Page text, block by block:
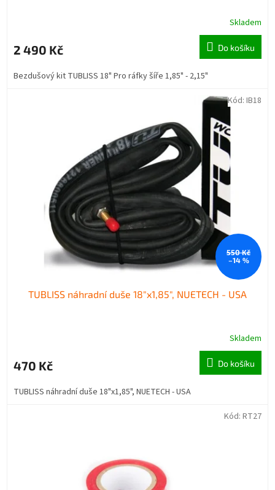
Skladem
2 490 Kč Do košíku
Bezdušový kit TUBLISS 18" Pro ráfky šíře 1,85" - 2,15"
550 Kč
–14 %
TUBLISS náhradní duše 18"x1,85", NUETECH - USA
Skladem
470 Kč Do košíku
TUBLISS náhradní duše 18"x1,85", NUETECH - USA
Kód: IB18
Kód: RT27